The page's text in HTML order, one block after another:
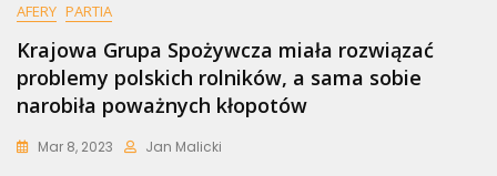
AFERY PARTIA
Krajowa Grupa Spożywcza miała rozwiązać
problemy polskich rolników, a sama sobie
narobiła poważnych kłopotów
Mar 8, 2023 Jan Malicki